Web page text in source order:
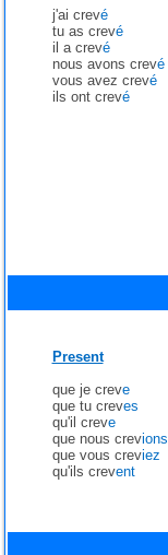
j'ai crevé
tu as crevé
il a crevé
nous avons crevé
vous avez crevé
ils ont crevé
Present
que je creve
que tu creves
qu'il creve
que nous crevions
que vous creviez
qu'ils crevent